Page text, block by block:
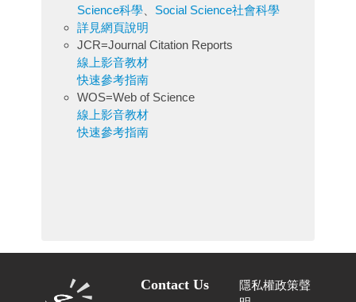
Science科學
Social Science社會科學
詳見網頁說明
JCR=Journal Citation Reports
線上影音教材
快速參考指南
WOS=Web of Science
線上影音教材
快速參考指南
Contact Us
隱私權政策聲